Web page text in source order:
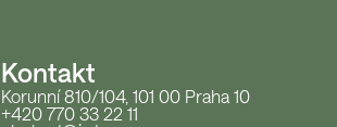
Kontakt
Korunní 810/104, 101 00 Praha 10
+420 770 33 22 11